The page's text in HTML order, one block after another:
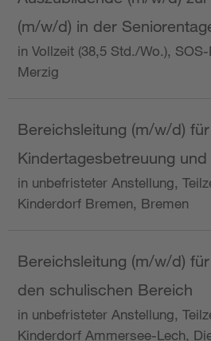
(m/w/d) in der
in Vollzeit (38,5 Std./Wo.),
Merzig
Bereichsleitung (m/w/d) für
Kindertagesbetreuung und
in unbefristeter Anstellung,
Kinderdorf Bremen, Bremen
Bereichsleitung (m/w/d)
den schulischen Bereich
in unbefristeter Anstellung,
Kinderdorf Ammersee-Lech,